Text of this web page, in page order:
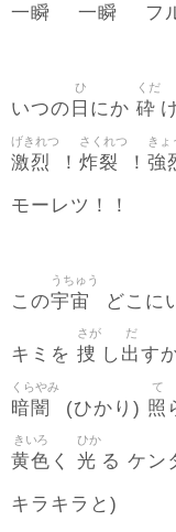
一瞬 一瞬 フ
いつの 日
ひ
にか 砕
くだ
激烈
げきれつ
！ 炸裂
さくれつ
！ 強
きょ
モーレツ！！
この宇宙
うちゅう
どこに
キミを 捜
さが
し 出
だ
す
暗闇
くらやみ
(ひかり) 照
て
黄色
きいろ
く 光
ひか
る ケン
キラキラと)